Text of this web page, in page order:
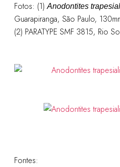
Fotos: (1)Anodontites
Guarapiranga, São Paulo,
(2) PARATYPE SMF 3815, Rio
Fontes: